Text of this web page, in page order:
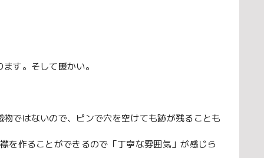
す。そして暖かい。
ではないので、ピンで穴を空けても跡が残ることも
を作ることができるので「丁寧な雰囲気」が感じら